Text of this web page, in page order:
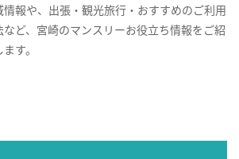
情報や、出張・観光旅行・おすすめのご利用
など、宮崎のマンスリーお役立ち情報をご紹
す。